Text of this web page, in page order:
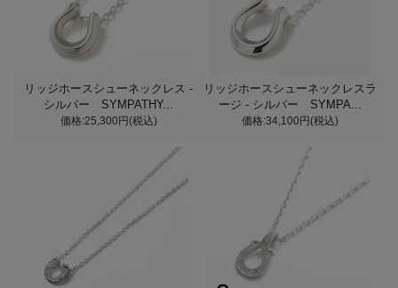
リッジホースシューネックレス -
シルバー SYMPATHY...
価格:25,300円(税込)
リッジホースシューネックレスラ
ージ - シルバー SYMPA...
価格:34,100円(税込)